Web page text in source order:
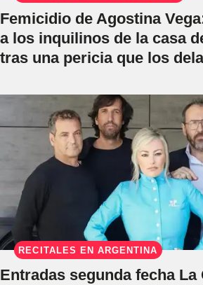
Femicidio de Agostina
a los inquilinos de la casa
tras una pericia que los
RECITALES EN ARGENTINA
Entradas segunda fecha La